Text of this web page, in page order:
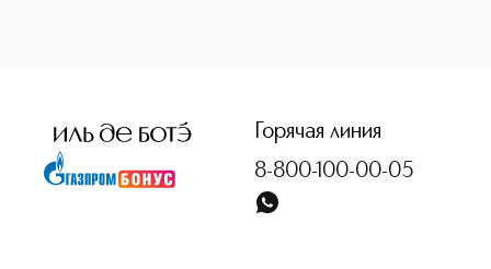
Горячая линия
8-800-100-00-05